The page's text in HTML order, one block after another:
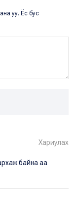
уу. Ёс бус
Хариулах
байна аа